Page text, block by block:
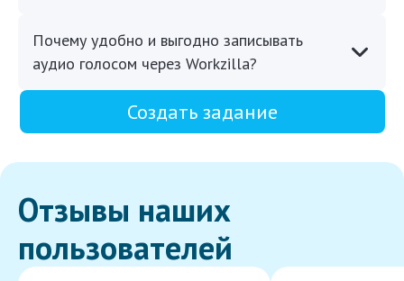
Почему удобно и выгодно записывать
аудио голосом через Workzilla?
Создать задание
Отзывы наших
пользователей